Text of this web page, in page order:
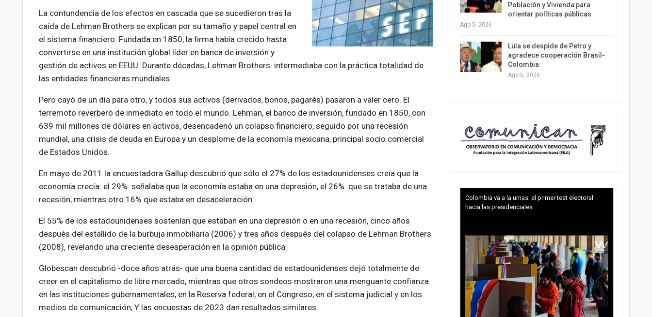
La contundencia de los efectos en cascada que se sucedieron tras la
caída de Lehman Brothers se explican por su tamaño y papel central en
el sistema financiero. Fundada en 1850, la firma había crecido hasta
convertirse en una institución global líder en banca de inversión y
gestión de activos en EEUU. Durante décadas, Lehman Brothers intermediaba con la práctica totalidad de
las entidades financieras mundiales.
Pero cayó de un día para otro, y todos sus activos (derivados, bonos, pagarés) pasaron a valer cero. El
terremoto reverberó de inmediato en todo el mundo. Lehman, el banco de inversión, fundado en 1850, con
639 mil millones de dólares en activos, desencadenó un colapso financiero, seguido por una recesión
mundial, una crisis de deuda en Europa y un desplome de la economía mexicana, principal socio comercial
de Estados Unidos.
En mayo de 2011 la encuestadora Gallup descubrió que sólo el 27% de los estadounidenses creía que la
economía crecía: el 29% señalaba que la economía estaba en una depresión, el 26% que se trataba de una
recesión, mientras otro 16% que estaba en desaceleración.
El 55% de los estadounidenses sostenían que estaban en una depresión o en una recesión, cinco años
después del estallido de la burbuja inmobiliaria (2006) y tres años después del colapso de Lehman Brothers
(2008), revelando una creciente desesperación en la opinión pública.
Globescan descubrió -doce años atrás- que una buena cantidad de estadounidenses dejó totalmente de
creer en el capitalismo de libre mercado, mientras que otros sondeos mostraron una menguante confianza
en las instituciones gubernamentales, en la Reserva federal, en el Congreso, en el sistema judicial y en los
medios de comunicación, Y las encuestas de 2023 dan resultados similares.
Población y Vivienda para
orientar políticas públicas
Ago 5, 2026
Lula se despide de Petro y
agradece cooperación Brasil-
Colombia
Ago 5, 2026
Colombia va a la urnas: el primer test electoral
hacia las presidenciales